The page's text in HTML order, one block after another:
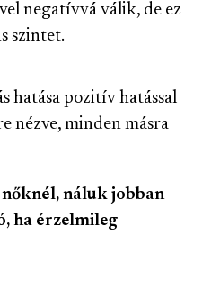
negatívvá válik, de ez
szintet.
hatása pozitív hatással
nézve, minden másra
nőknél, náluk jobban
ha érzelmileg